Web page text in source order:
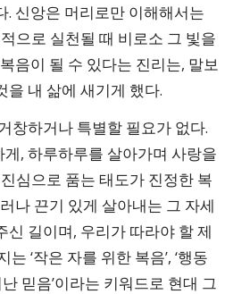
. 신앙은 머리로만 이해해서는
으로 실천될 때 비로소 그 빛을
음이 될 수 있다는 진리는, 말보
을 내 삶에 새기게 했다.
창하거나 특별할 필요가 없다.
, 하루하루를 살아가며 사랑을
심으로 품는 태도가 진정한 복
나 끈기 있게 살아내는 그 자세
신 길이며, 우리가 따라야 할 제
‘작은 자를 위한 복음’, ‘행동
믿음’이라는 키워드로 현대 그